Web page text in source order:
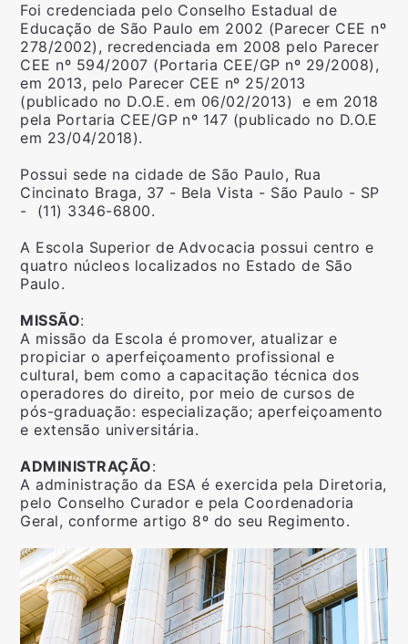
Foi credenciada pelo Conselho Estadual de
Educação de São Paulo em 2002 (Parecer CEE nº
278/2002), recredenciada em 2008 pelo Parecer
CEE nº 594/2007 (Portaria CEE/GP nº 29/2008),
em 2013, pelo Parecer CEE nº 25/2013
(publicado no D.O.E. em 06/02/2013) e em 2018
pela Portaria CEE/GP nº 147 (publicado no D.O.E
em 23/04/2018).
Possui sede na cidade de São Paulo, Rua
Cincinato Braga, 37 - Bela Vista - São Paulo - SP
- (11) 3346-6800.
A Escola Superior de Advocacia possui centro e
quatro núcleos localizados no Estado de São
Paulo.
MISSÃO:
A missão da Escola é promover, atualizar e
propiciar o aperfeiçoamento profissional e
cultural, bem como a capacitação técnica dos
operadores do direito, por meio de cursos de
pós-graduação: especialização; aperfeiçoamento
e extensão universitária.
ADMINISTRAÇÃO:
A administração da ESA é exercida pela Diretoria,
pelo Conselho Curador e pela Coordenadoria
Geral, conforme artigo 8º do seu Regimento.